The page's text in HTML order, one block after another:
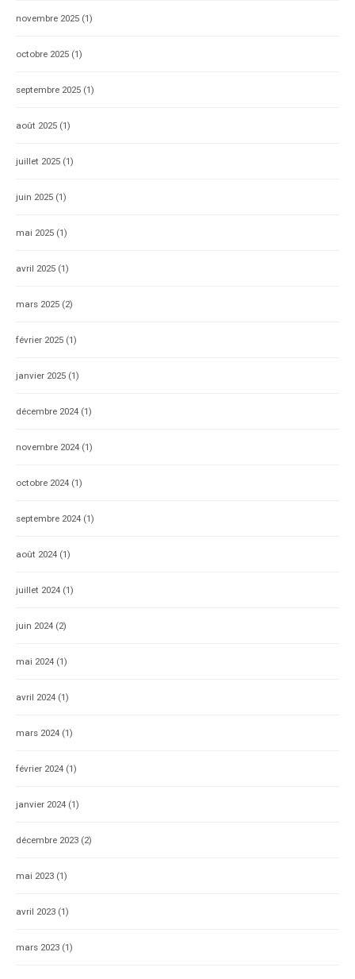
novembre 2025 (1)
octobre 2025 (1)
septembre 2025 (1)
août 2025 (1)
juillet 2025 (1)
juin 2025 (1)
mai 2025 (1)
avril 2025 (1)
mars 2025 (2)
février 2025 (1)
janvier 2025 (1)
décembre 2024 (1)
novembre 2024 (1)
octobre 2024 (1)
septembre 2024 (1)
août 2024 (1)
juillet 2024 (1)
juin 2024 (2)
mai 2024 (1)
avril 2024 (1)
mars 2024 (1)
février 2024 (1)
janvier 2024 (1)
décembre 2023 (2)
mai 2023 (1)
avril 2023 (1)
mars 2023 (1)